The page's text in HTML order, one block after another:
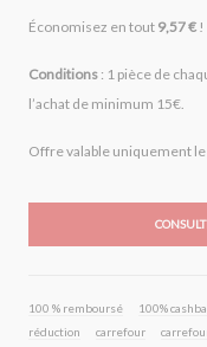
Économisez en tout 9,57 € !
Conditions : 1 pièce de
l’achat de minimum 15€.
Offre valable uniquement
100 % remboursé 100%
réduction
carrefour